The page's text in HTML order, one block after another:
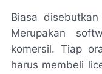
Biasa
Merupakan
komersil. Tiap
harus membeli